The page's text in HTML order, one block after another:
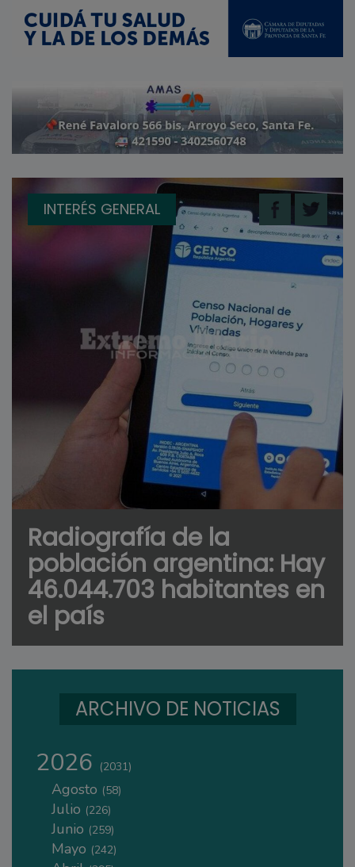
INTERÉS GENERAL
Radiografía de la
población argentina: Hay
46.044.703 habitantes en
el país
ARCHIVO DE NOTICIAS
2026 (2031)
Agosto (58)
Julio (226)
Junio (259)
Mayo (242)